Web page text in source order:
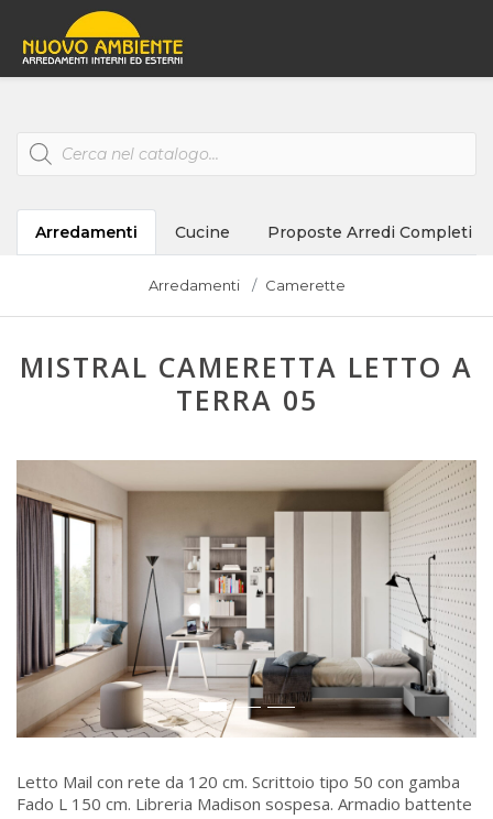
Products
search
Arredamenti Cucine Proposte Arredi Completi
Arredamenti Camerette
MISTRAL CAMERETTA LETTO A
TERRA 05
Letto Mail con rete da 120 cm. Scrittoio tipo 50 con gamba
Fado L 150 cm. Libreria Madison sospesa. Armadio battente